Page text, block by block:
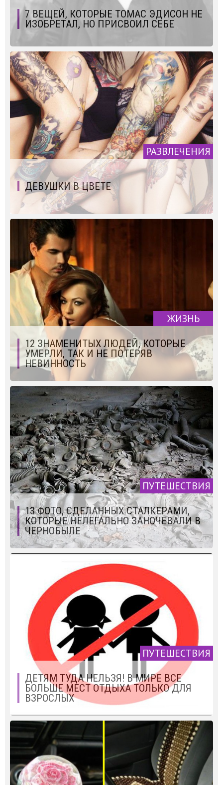
7 ВЕЩЕЙ, КОТОРЫЕ ТОМАС ЭДИСОН НЕ
ИЗОБРЕТАЛ, НО ПРИСВОИЛ СЕБЕ
РАЗВЛЕЧЕНИЯ
ДЕВУШКИ В ЦВЕТЕ
ЖИЗНЬ
12 ЗНАМЕНИТЫХ ЛЮДЕЙ, КОТОРЫЕ
УМЕРЛИ, ТАК И НЕ ПОТЕРЯВ
НЕВИННОСТЬ
ПУТЕШЕСТВИЯ
13 ФОТО, СДЕЛАННЫХ СТАЛКЕРАМИ,
КОТОРЫЕ НЕЛЕГАЛЬНО ЗАНОЧЕВАЛИ В
ЧЕРНОБЫЛЕ
ПУТЕШЕСТВИЯ
ДЕТЯМ ТУДА НЕЛЬЗЯ! В МИРЕ ВСЕ
БОЛЬШЕ МЕСТ ОТДЫХА ТОЛЬКО ДЛЯ
ВЗРОСЛЫХ